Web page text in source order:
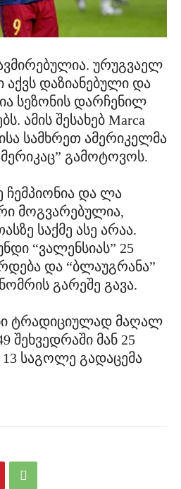
ურუგვაელ
დაზიანებული და
სეზონის დარჩენილ
ამის შესახებ Marca
სამხრეთ ამერიკელმა
გამოტოვოს.
ჩემპიონია და ლა
მოგვარებულია,
საქმე ასე არაა.
“ვალენსიას” 25
და “ბლაუგრანა”
გარეშე გავა.
ტრადიციულად მაღალ
შეხვედრაში მან 25
საგოლე გადაცემა